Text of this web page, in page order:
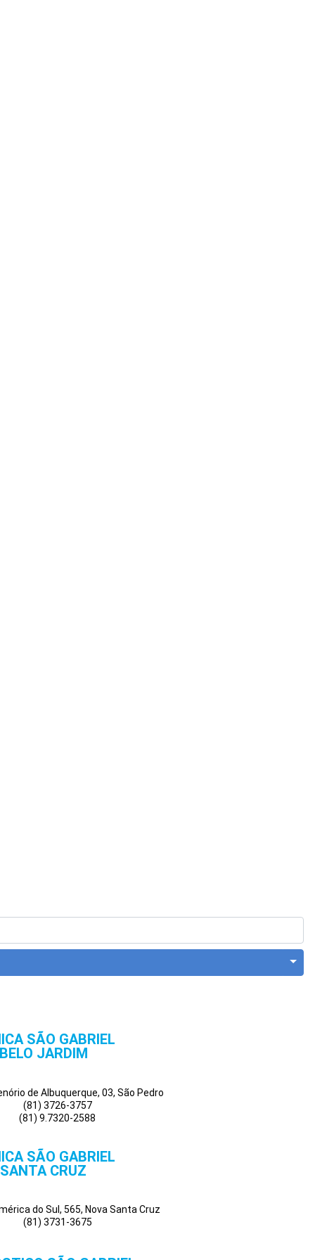
SÃO GABRIEL
JARDIM
de Albuquerque, 03, São Pedro
(81) 3726-3757
(81) 9.7320-2588
SÃO GABRIEL
SANTA CRUZ
do Sul, 565, Nova Santa Cruz
(81) 3731-3675